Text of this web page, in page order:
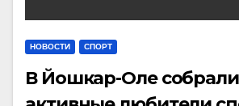
НОВОСТИ СПОРТ
В Йошкар-Оле